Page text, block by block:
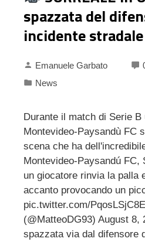
spazzata del
incidente stradale
Emanuele Garbato
News
Durante il match di Serie
Montevideo-Paysandù FC
scena che ha
Montevideo-Paysandú FC,
un giocatore rinvia la palla
accanto provocando un
pic.twitter.com/
(@MatteoDG93) August 8,
spazzata via dal difensore